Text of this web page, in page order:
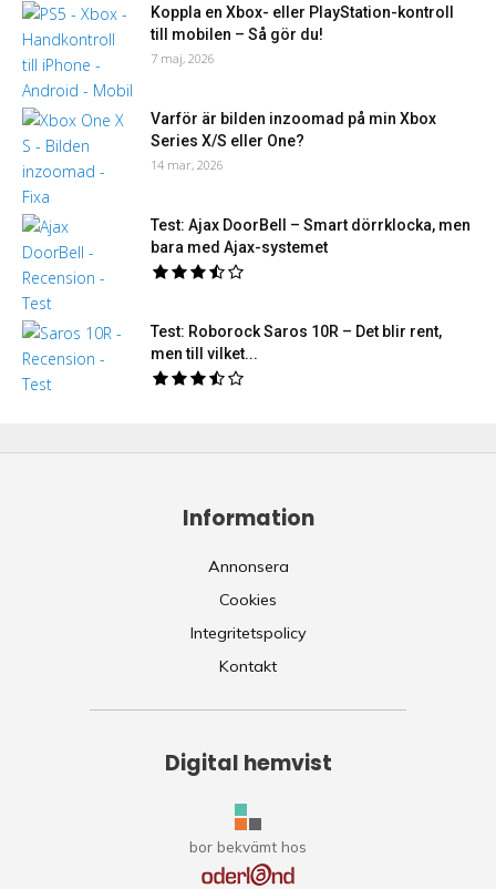
Koppla en Xbox- eller PlayStation-kontroll
till mobilen – Så gör du!
7 maj, 2026
Varför är bilden inzoomad på min Xbox
Series X/S eller One?
14 mar, 2026
Test: Ajax DoorBell – Smart dörrklocka, men
bara med Ajax-systemet
Test: Roborock Saros 10R – Det blir rent,
men till vilket...
Information
Annonsera
Cookies
Integritetspolicy
Kontakt
Digital hemvist
bor bekvämt hos